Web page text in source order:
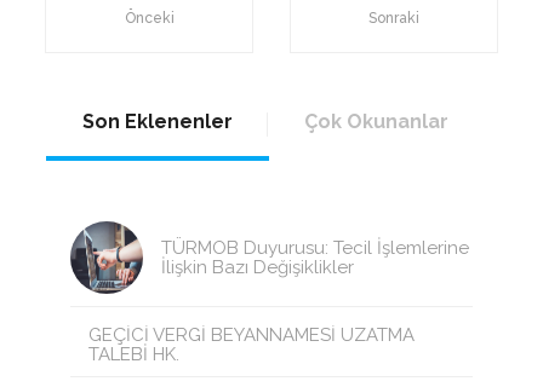
Önceki Sonraki
Son Eklenenler Çok Okunanlar
TÜRMOB Duyurusu: Tecil İşlemlerine
İlişkin Bazı Değişiklikler
GEÇİCİ VERGİ BEYANNAMESİ UZATMA
TALEBİ HK.